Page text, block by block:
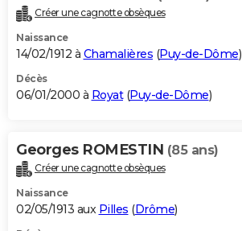
Créer une cagnotte obsèques
Naissance
14/02/1912 à Chamalières (Puy-de-Dôme)
Décès
06/01/2000 à Royat(Puy-de-Dôme)
Georges ROMESTIN (85 ans)
Créer une cagnotte obsèques
Naissance
02/05/1913 aux Pilles (Drôme)